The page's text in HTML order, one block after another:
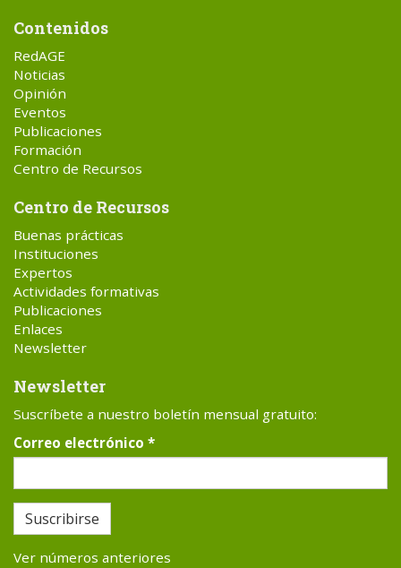
Contenidos
RedAGE
Noticias
Opinión
Eventos
Publicaciones
Formación
Centro de Recursos
Centro de Recursos
Buenas prácticas
Instituciones
Expertos
Actividades formativas
Publicaciones
Enlaces
Newsletter
Newsletter
Suscríbete a nuestro boletín mensual gratuito:
Correo electrónico *
Suscribirse
Ver números anteriores